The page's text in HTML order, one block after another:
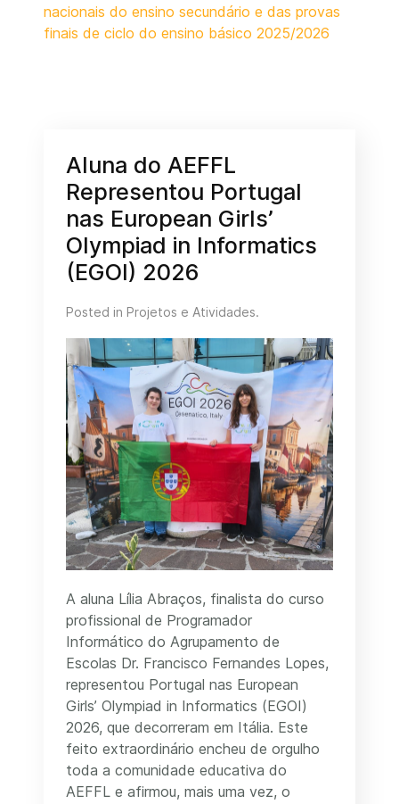
nacionais do ensino secundário e das provas
finais de ciclo do ensino básico 2025/2026
Aluna do AEFFL
Representou Portugal
nas European Girls’
Olympiad in Informatics
(EGOI) 2026
Posted in Projetos e Atividades.
A aluna Lília Abraços, finalista do curso
profissional de Programador
Informático do Agrupamento de
Escolas Dr. Francisco Fernandes Lopes,
representou Portugal nas European
Girls’ Olympiad in Informatics (EGOI)
2026, que decorreram em Itália. Este
feito extraordinário encheu de orgulho
toda a comunidade educativa do
AEFFL e afirmou, mais uma vez, o